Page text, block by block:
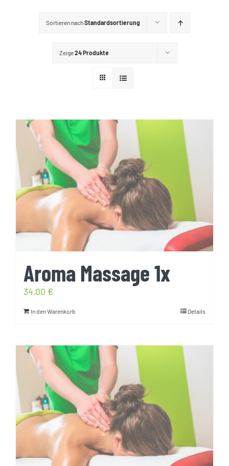
Vertrag widerrufen
Sortieren nachStandardsortierung
Zeige24 Produkte
Aroma Massage 1x
34,00 €
In den Warenkorb Details